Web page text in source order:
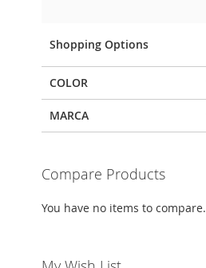
Shopping Options
COLOR
MARCA
Compare Products
You have no items to compare.